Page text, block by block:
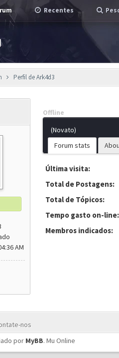
Recentes
Perfil de Ark4d3
AM
Offline
(Novato)
Forum stats
Última visita:
Total de Postagens:
Total de Tópicos:
Tempo gasto on-line:
Membros indicados:
nos
por MyBB. Mu Online